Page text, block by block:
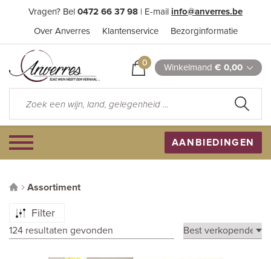
Vragen? Bel 0472 66 37 98 | E-mail info@anverres.be
Over Anverres Klantenservice Bezorginformatie
0 Winkelmand € 0,00
AANBIEDINGEN
Assortiment
Filter
124 resultaten gevonden